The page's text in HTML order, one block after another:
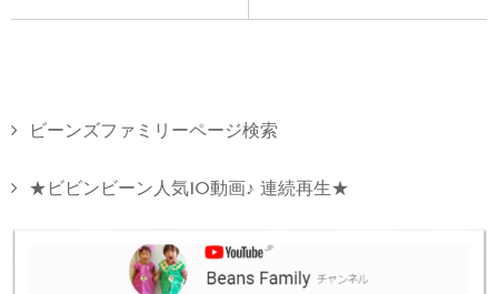
ビーンズファミリーページ検索
★ビビンビーン人気10動画♪ 連続再生★